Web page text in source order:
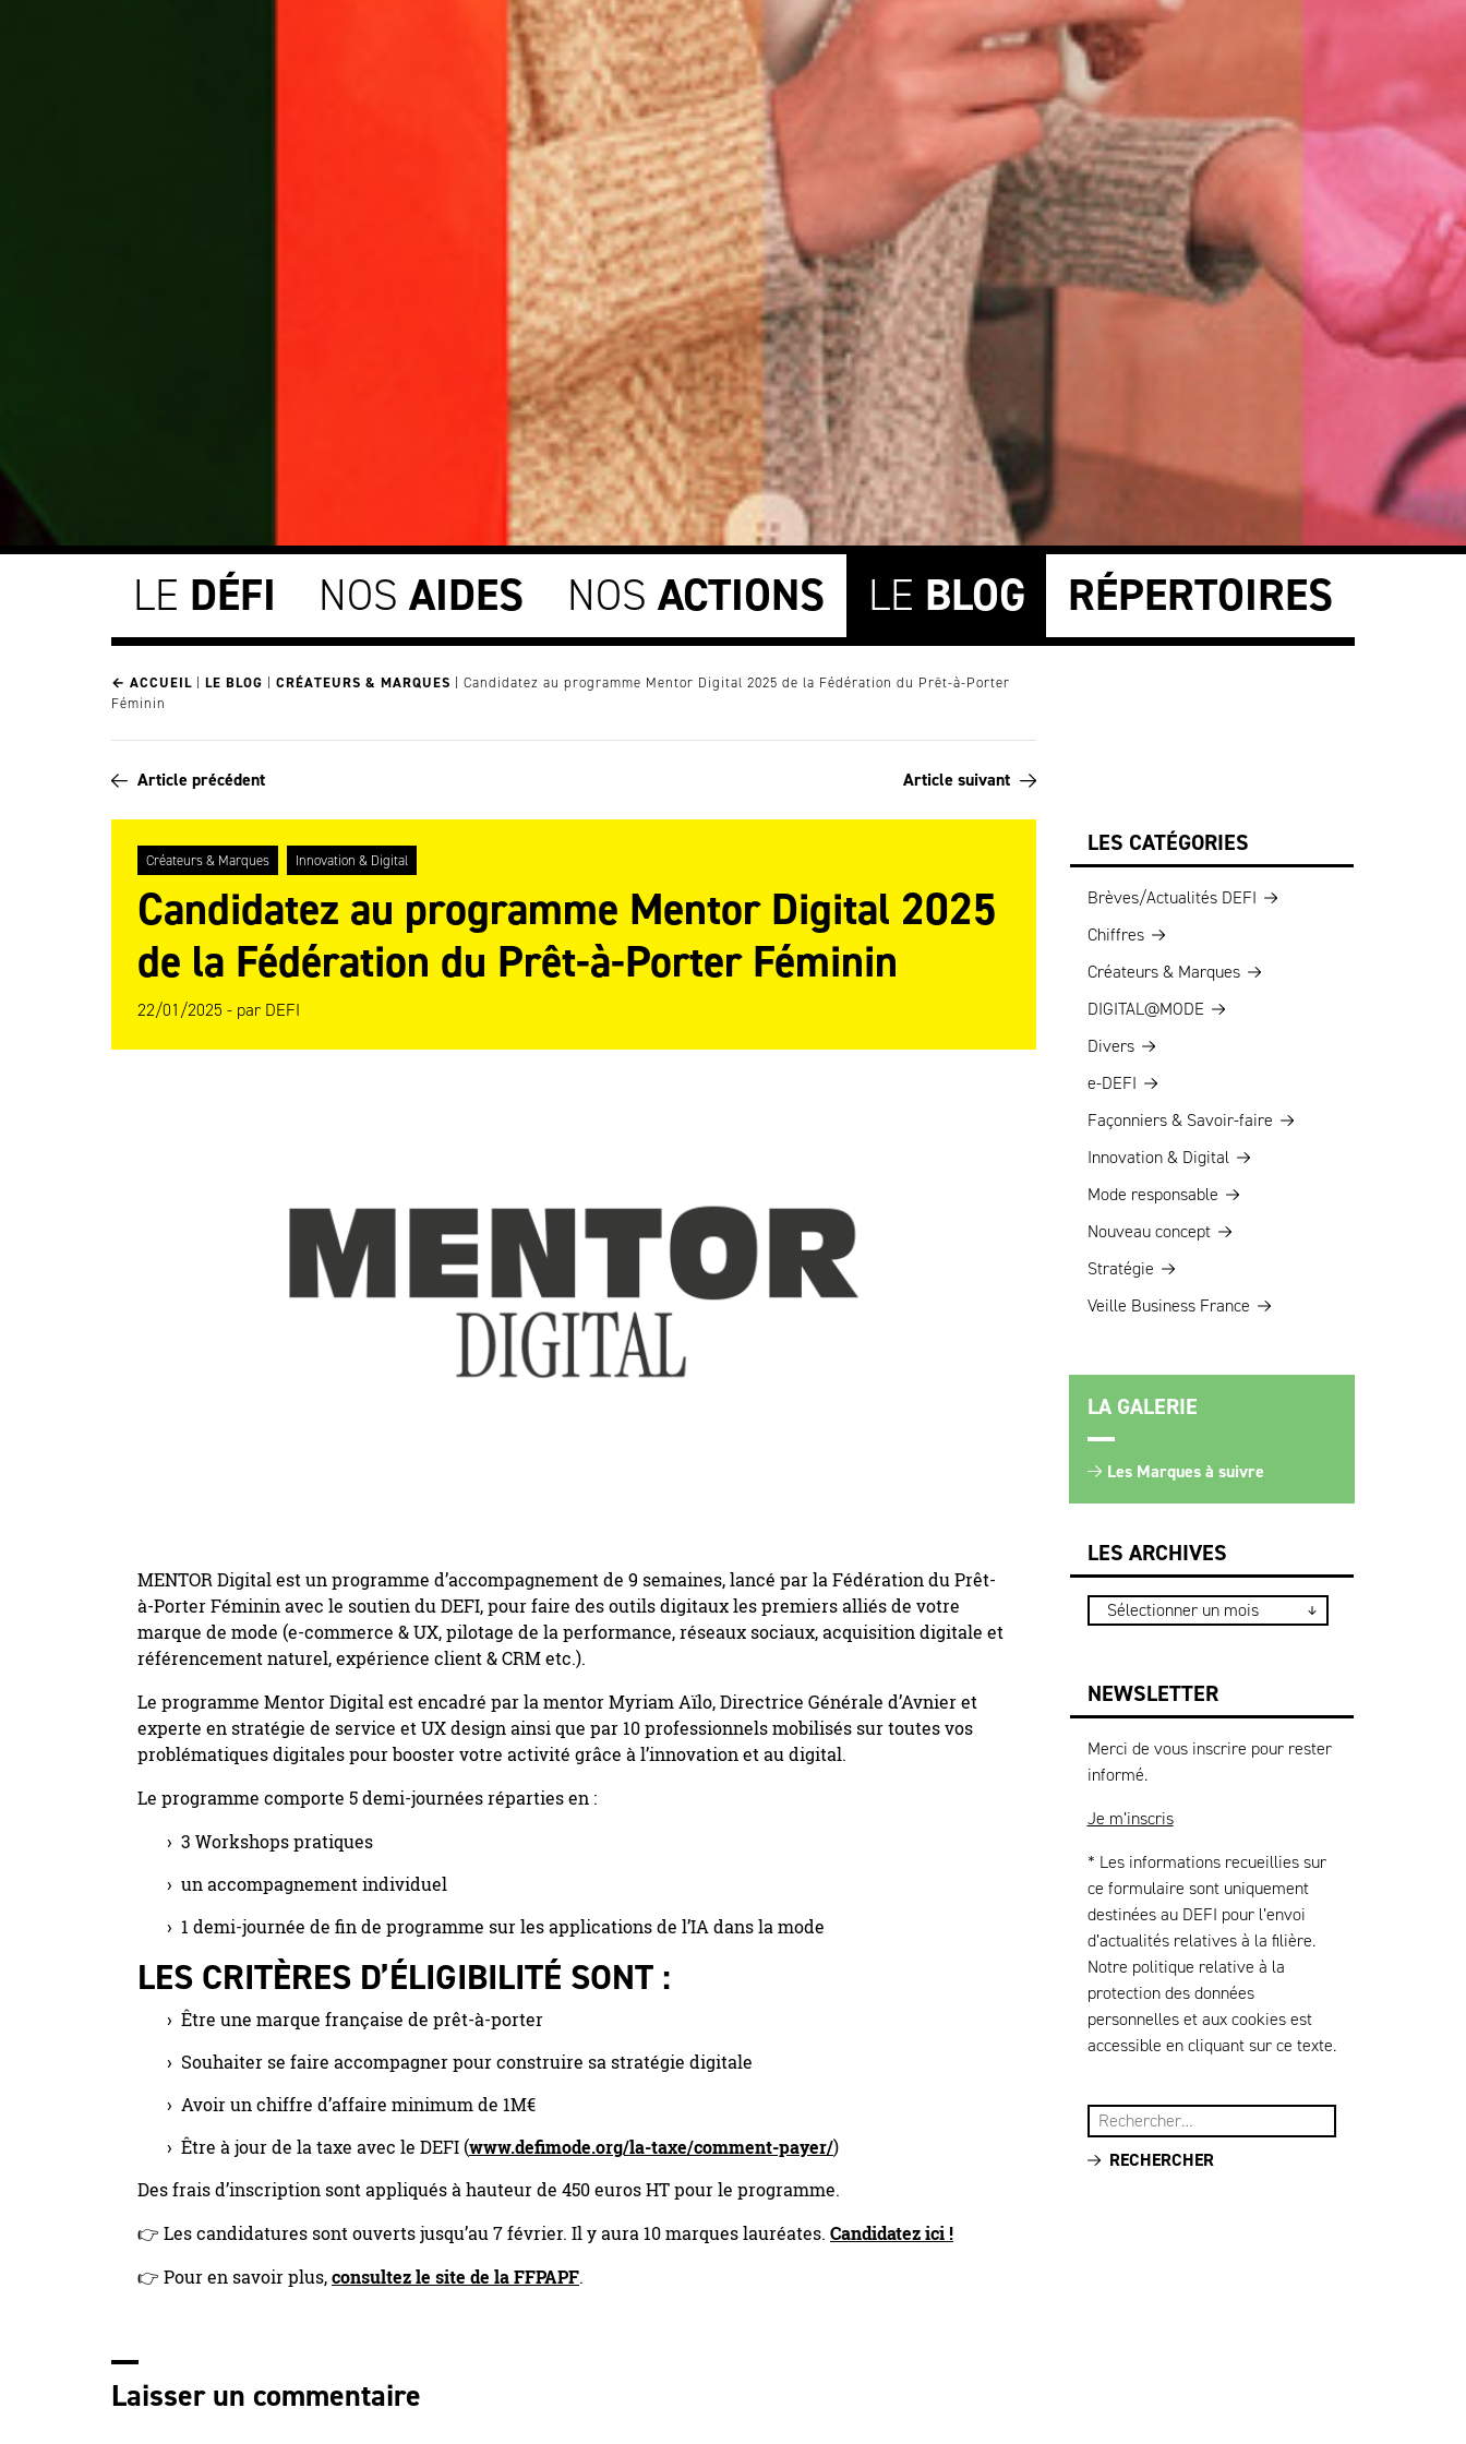
LE DÉFI NOSAIDES NOS ACTIONS LE BLOG RÉPERTOIRES
← ACCUEIL | LE BLOG | CRÉATEURS & MARQUES | Candidatez au programme Mentor Digital 2025 de la Fédération du Prêt-à-Porter
Féminin
Article précédent Article suivant
Créateurs & Marques Innovation & Digital
Candidatez au programme Mentor Digital 2025
de la Fédération du Prêt-à-Porter Féminin
22/01/2025 - par DEFI
MENTOR Digital est un programme d’accompagnement de 9 semaines, lancé par la Fédération du Prêt-
à-Porter Féminin avec le soutien du DEFI, pour faire des outils digitaux les premiers alliés de votre
marque de mode (e-commerce & UX, pilotage de la performance, réseaux sociaux, acquisition digitale et
référencement naturel, expérience client & CRM etc.).
Le programme Mentor Digital est encadré par la mentor Myriam Aïlo, Directrice Générale d’Avnier et
experte en stratégie de service et UX design ainsi que par 10 professionnels mobilisés sur toutes vos
problématiques digitales pour booster votre activité grâce à l’innovation et au digital.
Le programme comporte 5 demi-journées réparties en :
3 Workshops pratiques
un accompagnement individuel
1 demi-journée de fin de programme sur les applications de l’IA dans la mode
LES CRITÈRES D’ÉLIGIBILITÉ SONT :
Être une marque française de prêt-à-porter
Souhaiter se faire accompagner pour construire sa stratégie digitale
Avoir un chiffre d’affaire minimum de 1M€
Être à jour de la taxe avec le DEFI (www.defimode.org/la-taxe/comment-payer/)
Des frais d’inscription sont appliqués à hauteur de 450 euros HT pour le programme.
👉 Les candidatures sont ouverts jusqu’au 7 février. Il y aura 10 marques lauréates. Candidatez ici !
👉 Pour en savoir plus,consultez le site de la FFPAPF.
Laisser un commentaire
LES CATÉGORIES
Brèves/Actualités DEFI
Chiffres
Créateurs & Marques
DIGITAL@MODE
Divers
e-DEFI
Façonniers & Savoir-faire
Innovation & Digital
Mode responsable
Nouveau concept
Stratégie
Veille Business France
LA GALERIE
Les Marques à suivre
LES ARCHIVES
NEWSLETTER
Merci de vous inscrire pour rester
informé.
Je m’inscris
* Les informations recueillies sur
ce formulaire sont uniquement
destinées au DEFI pour l’envoi
d’actualités relatives à la filière.
Notre politique relative à la
protection des données
personnelles et aux cookies est
accessible en cliquant sur ce texte.